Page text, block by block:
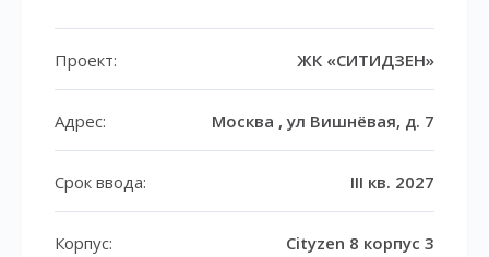
Проект: ЖК «СИТИДЗЕН»
Адрес: Москва , ул Вишнёвая, д. 7
Срок ввода: III кв. 2027
Корпус: Cityzen 8 корпус 3